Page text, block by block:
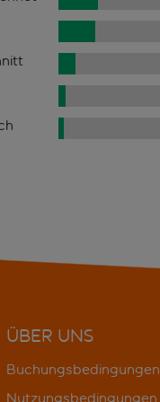
ÜBER UNS
Buchungsbedingungen
Nutzungsbedingungen